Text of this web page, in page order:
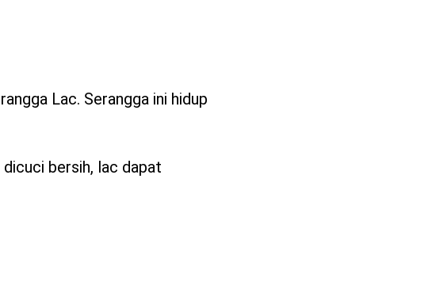
Lac. Serangga ini hidup
bersih, lac dapat